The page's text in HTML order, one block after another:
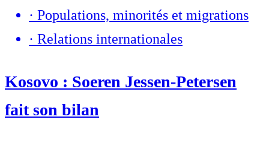
· Populations, minorités et migrations
· Relations internationales
Kosovo : Soeren Jessen-Petersen
fait son bilan